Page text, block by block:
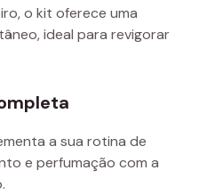
o kit oferece uma
ideal para revigorar
a sua rotina de
e perfumação com a